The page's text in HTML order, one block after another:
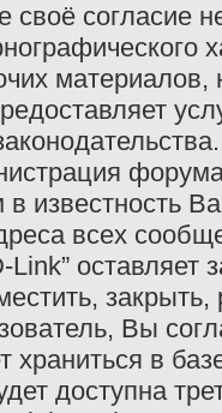
своё согласие
в известность
всех
Link”
Вы
храниться в
доступна